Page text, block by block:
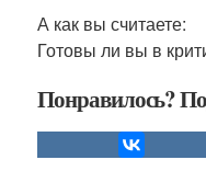
А как вы считаете:
Готовы ли вы в
Понравилось?